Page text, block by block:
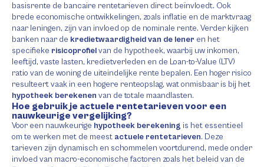
basisrente de bancaire rentetarieven direct beïnvloedt. Ook
brede economische ontwikkelingen, zoals inflatie en de marktvraag
naar leningen, zijn van invloed op de nominale rente. Verder kijken
banken naar de kredietwaardigheid van de lener en het
specifieke risicoprofielvan de hypotheek, waarbij uw inkomen,
leeftijd, vaste lasten, kredietverleden en de Loan-to-Value (LTV)
ratio van de woning de uiteindelijke rente bepalen. Een hoger risico
resulteert vaak in een hogere renteopslag, wat onmisbaar is bij het
hypotheek berekenen van de totale maandlasten.
Hoe gebruik je actuele rentetarieven voor een
nauwkeurige vergelijking?
Voor een nauwkeurige hypotheek berekening is het essentieel
om te werken met de meest actuele rentetarieven. Deze
tarieven zijn dynamisch en schommelen voortdurend, mede onder
invloed van macro-economische factoren zoals het beleid van de